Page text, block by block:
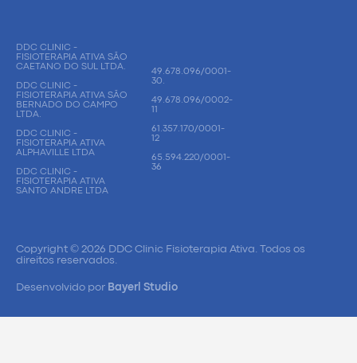
DDC CLINIC -
FISIOTERAPIA ATIVA SÃO
CAETANO DO SUL LTDA.
DDC CLINIC -
FISIOTERAPIA ATIVA SÃO
BERNADO DO CAMPO
LTDA.
DDC CLINIC -
FISIOTERAPIA ATIVA
ALPHAVILLE LTDA
DDC CLINIC -
FISIOTERAPIA ATIVA
SANTO ANDRE LTDA
49.678.096/0001-
30.
49.678.096/0002-
11
61.357.170/0001-
12
65.594.220/0001-
36
Copyright © 2026 DDC Clinic Fisioterapia Ativa. Todos os
direitos reservados.
Desenvolvido por Bayerl Studio